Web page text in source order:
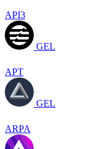
API3
GEL
APT
GEL
ARPA